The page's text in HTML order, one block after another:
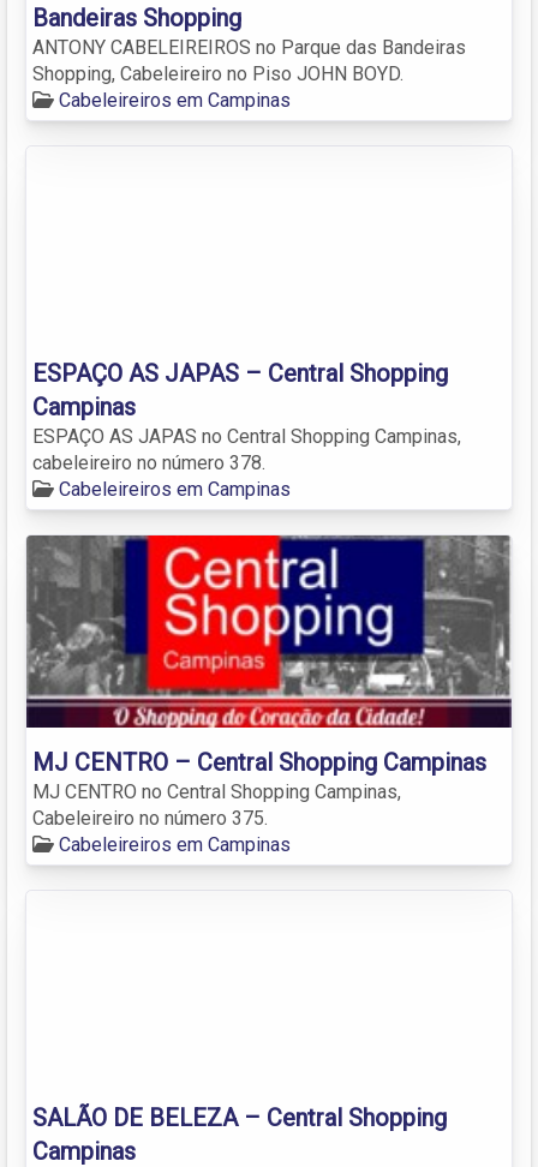
Bandeiras Shopping
ANTONY CABELEIREIROS no Parque das Bandeiras
Shopping, Cabeleireiro no Piso JOHN BOYD.
Cabeleireiros em Campinas
ESPAÇO AS JAPAS – Central Shopping
Campinas
ESPAÇO AS JAPAS no Central Shopping Campinas,
cabeleireiro no número 378.
Cabeleireiros em Campinas
MJ CENTRO – Central Shopping Campinas
MJ CENTRO no Central Shopping Campinas,
Cabeleireiro no número 375.
Cabeleireiros em Campinas
SALÃO DE BELEZA – Central Shopping
Campinas